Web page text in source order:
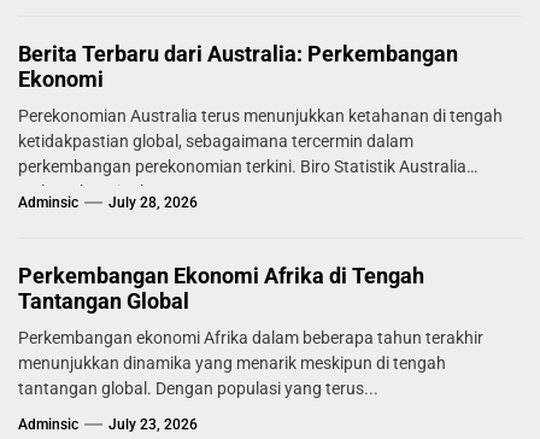
Berita Terbaru dari Australia: Perkembangan
Ekonomi
Perekonomian Australia terus menunjukkan ketahanan di tengah
ketidakpastian global, sebagaimana tercermin dalam
perkembangan perekonomian terkini. Biro Statistik Australia
melaporkan tingkat...
Adminsic July 28, 2026
Perkembangan Ekonomi Afrika di Tengah
Tantangan Global
Perkembangan ekonomi Afrika dalam beberapa tahun terakhir
menunjukkan dinamika yang menarik meskipun di tengah
tantangan global. Dengan populasi yang terus...
Adminsic July 23, 2026